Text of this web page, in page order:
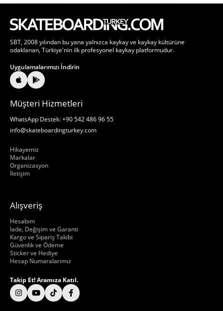
SBT, 2008 yılından bu yana yalnızca kaykay ve kaykay kültürüne
odaklanan, Türkiye'nin ilk profesyonel kaykay platformudur.
Uygulamalarımızı İndirin
Müşteri Hizmetleri
WhatsApp Destek: +90 542 486 96 55
info@skateboardingturkey.com
Hikayemiz
Markalar
Organizasyon
İletişim
Alışveriş
Hakkımızda
Hesabım
İade, Değişim ve Garanti
Kargo ve Sipariş Takibi
Güvenlik ve Ödeme
Sticker ve Hediye
Hesap Numaralarımız
Takip Et! Aramıza Katıl.